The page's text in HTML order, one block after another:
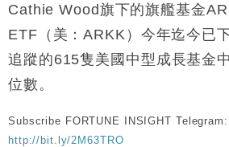
25%
18:15
本地｜新世界K11 9月升級會
定高消費客群
17:40
16:33
財經｜滙控重啟最多10億美
Cathie Wood旗下的旗艦基金
ETF（美：ARKK）今年迄今已
追蹤的615隻美國中型成長基金
位數。
Subscribe FORTUNE INSIGHT Telegram:
http://bit.ly/2M63TRO